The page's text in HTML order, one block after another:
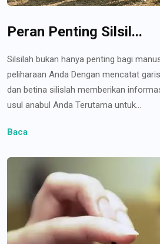
Peran Penting Silsil...
Silsilah bukan hanya penting bagi
peliharaan Anda Dengan mencatat
dan betina silislah memberikan
usul anabul Anda Terutama untuk...
Baca